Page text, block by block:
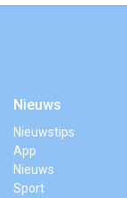
Nieuws
Nieuwstips
App
Nieuws
Sport